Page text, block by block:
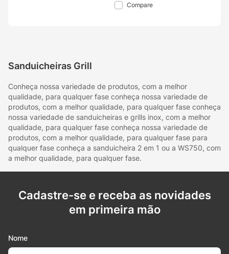
Compare
Sanduicheiras Grill
Conheça nossa variedade de produtos, com a melhor
qualidade, para qualquer fase conheça nossa variedade de
produtos, com a melhor qualidade, para qualquer fase conheça
nossa variedade de sanduicheiras e grills inox, com a melhor
qualidade, para qualquer fase conheça nossa variedade de
produtos, com a melhor qualidade, para qualquer fase para
qualquer fase conheça a sanduicheira 2 em 1 ou a WS750, com
a melhor qualidade, para qualquer fase.
Cadastre-se e receba as novidades
em primeira mão
Nome